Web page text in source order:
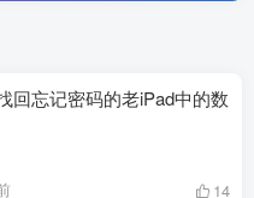
回忘记密码的老iPad中的数
14